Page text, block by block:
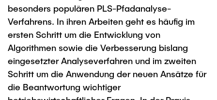
besonders populären PLS-Pfadanalyse-
Verfahrens. In ihren Arbeiten geht es häufig im
ersten Schritt um die Entwicklung von
Algorithmen sowie die Verbesserung bislang
eingesetzter Analyseverfahren und im zweiten
Schritt um die Anwendung der neuen Ansätze für
die Beantwortung wichtiger